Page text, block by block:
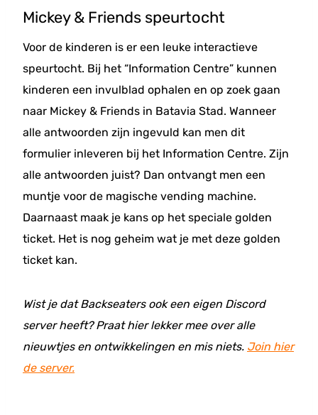
Mickey & Friends speurtocht
Voor de kinderen is er een leuke interactieve
speurtocht. Bij het “Information Centre” kunnen
kinderen een invulblad ophalen en op zoek gaan
naar Mickey & Friends in Batavia Stad. Wanneer
alle antwoorden zijn ingevuld kan men dit
formulier inleveren bij het Information Centre. Zijn
alle antwoorden juist? Dan ontvangt men een
muntje voor de magische vending machine.
Daarnaast maak je kans op het speciale golden
ticket. Het is nog geheim wat je met deze golden
ticket kan.
Wist je dat Backseaters ook een eigen Discord
server heeft? Praat hier lekker mee over alle
nieuwtjes en ontwikkelingen en mis niets. Join hier
de server.